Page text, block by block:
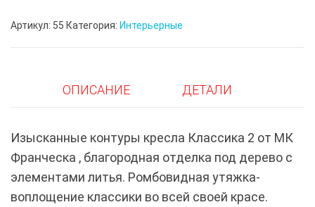
Артикул: 55 Категория: Интерьерные
ОПИСАНИЕ ДЕТАЛИ
Изысканные контуры кресла Классика 2 от МК
Франческа , благородная отделка под дерево с
элементами литья. Ромбовидная утяжка-
воплощение классики во всей своей красе.